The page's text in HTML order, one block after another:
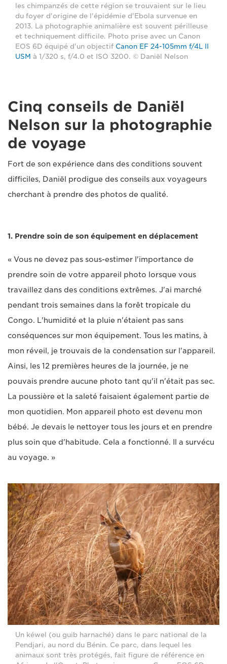
les chimpanzés de cette région se trouvaient sur le lieu
du foyer d'origine de l'épidémie d'Ebola survenue en
2013. La photographie animalière est souvent périlleuse
et techniquement difficile. Photo prise avec un Canon
EOS 6D équipé d'un objectif Canon EF 24-105mm f/4L II
USM à 1/320 s, f/4.0 et ISO 3200. © Daniël Nelson
Cinq conseils de Daniël
Nelson sur la photographie
de voyage
Fort de son expérience dans des conditions souvent
difficiles, Daniël prodigue des conseils aux voyageurs
cherchant à prendre des photos de qualité.
1. Prendre soin de son équipement en déplacement
« Vous ne devez pas sous-estimer l'importance de
prendre soin de votre appareil photo lorsque vous
travaillez dans des conditions extrêmes. J'ai marché
pendant trois semaines dans la forêt tropicale du
Congo. L'humidité et la pluie n'étaient pas sans
conséquences sur mon équipement. Tous les matins, à
mon réveil, je trouvais de la condensation sur l'appareil.
Ainsi, les 12 premières heures de la journée, je ne
pouvais prendre aucune photo tant qu'il n'était pas sec.
La poussière et la saleté faisaient également partie de
mon quotidien. Mon appareil photo est devenu mon
bébé. Je devais le nettoyer tous les jours et en prendre
plus soin que d'habitude. Cela a fonctionné. Il a survécu
au voyage. »
Un kéwel (ou guib harnaché) dans le parc national de la
Pendjari, au nord du Bénin. Ce parc, dans lequel les
animaux sont très protégés, fait figure de référence en